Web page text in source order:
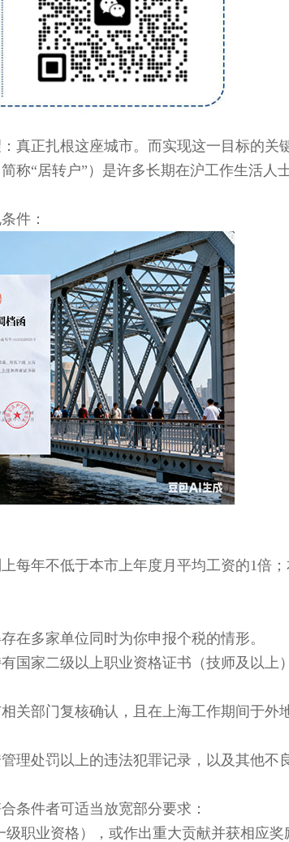
正扎根这座城市。而实现这一目标的关
称“居转户”）是许多长期在沪工作生活人
件：
年不低于本市上年度月平均工资的1倍；
多家单位同时为你申报个税的情形。
家二级以上职业资格证书（技师及以上
部门复核确认，且在上海工作期间于外
处罚以上的违法犯罪记录，以及其他不
件者可适当放宽部分要求：
业资格），或作出重大贡献并获相应奖